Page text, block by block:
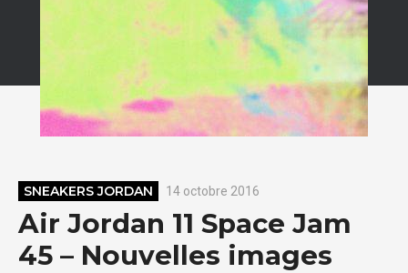
SNEAKERS JORDAN 14 octobre 2016
Air Jordan 11 Space Jam
45 – Nouvelles images